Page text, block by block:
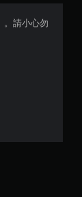
星
則
。請小心勿